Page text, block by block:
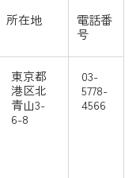
所在地
電話番
号
東京都
港区北
青山3-
6-8
03-
5778-
4566